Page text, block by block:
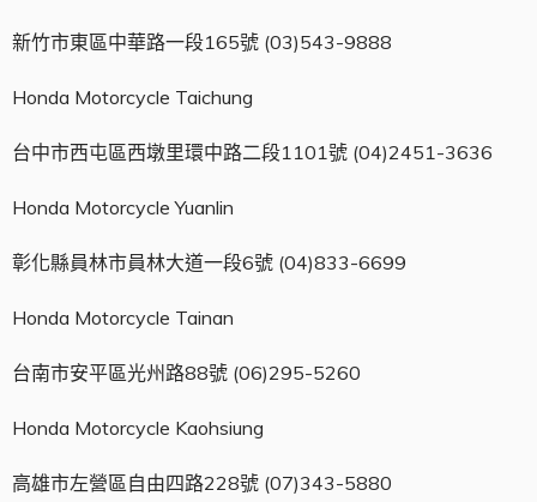
新竹市東區中華路一段165號 (03)543-9888
Honda Motorcycle Taichung
台中市西屯區西墩里環中路二段1101號 (04)2451-3636
Honda Motorcycle Yuanlin
彰化縣員林市員林大道一段6號 (04)833-6699
Honda Motorcycle Tainan
台南市安平區光州路88號 (06)295-5260
Honda Motorcycle Kaohsiung
高雄市左營區自由四路228號 (07)343-5880